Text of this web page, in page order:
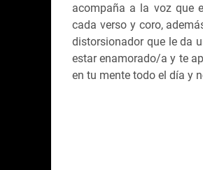
acompaña a la voz que
cada verso y coro,
distorsionador que le da
estar enamorado/a y te
en tu mente todo el día y